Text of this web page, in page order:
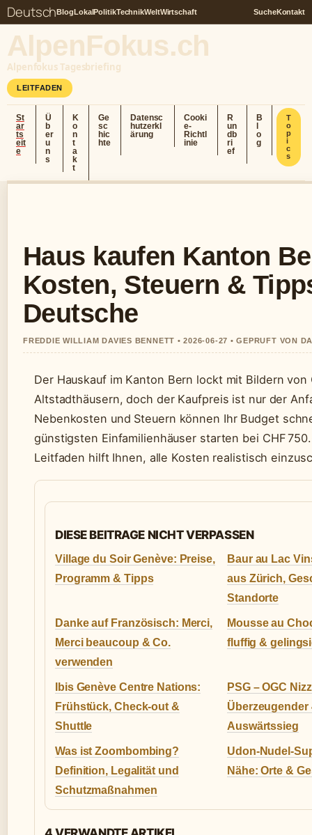
DeutschBlogLokalPolitikTechnikWeltWirtschaft SucheKontakt
AlpenFokus.ch
Alpenfokus Tagesbriefing
LEITFADEN
St
ar
ts
eit
e
Ü
b
er
u
n
s
K
o
n
t
a
k
t
Ge
sc
hic
hte
Datensc
hutzerkl
ärung
Cooki
e-
Richtl
inie
R
un
db
ri
ef
B
o
g
T
o
p
i
c
s
Haus kaufen Kanton
Kosten, Steuern &
Deutsche
FREDDIE WILLIAM DAVIES BENNETT • 2026-06-27 • GEPRUFT VON
Der Hauskauf im Kanton Bern lockt mit Bildern von
Altstadthäusern, doch der Kaufpreis ist nur der
Nebenkosten und Steuern können Ihr Budget
günstigsten Einfamilienhäuser starten bei CHF
Leitfaden hilft Ihnen, alle Kosten realistisch
DIESE BEITRAGE NICHT VERPASSEN
Village du Soir Genève: Preise,
Programm & Tipps
Baur au Lac
aus Zürich,
Standorte
Danke auf Französisch: Merci,
Merci beaucoup & Co.
verwenden
Mousse au
fluffig &
Ibis Genève Centre Nations:
Frühstück, Check-out &
Shuttle
PSG – OGC
Überzeugender
Auswärtssieg
Was ist Zoombombing?
Definition, Legalität und
Schutzmaßnahmen
Udon-Nudel-
Nähe: Orte &